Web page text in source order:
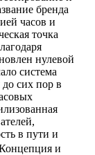
бренда
часов и
точка
нулевой
система
сих пор в
в пути и
и